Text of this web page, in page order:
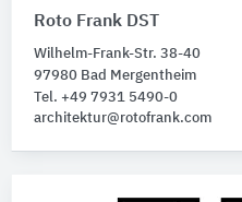
Roto Frank DST
Wilhelm-Frank-Str. 38-40
97980 Bad Mergentheim
Tel. +49 7931 5490-0
architektur@rotofrank.com